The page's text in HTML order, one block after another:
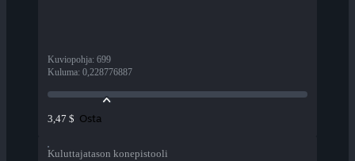
Kuviopohja: 699
Kuluma: 0,228776887
3,47 $ Osta
Kuluttajatason konepistooli